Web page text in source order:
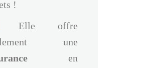
!
Elle offre
une
en